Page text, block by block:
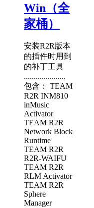
Win（全
家桶）
安装R2R版本
的插件时用到
的补丁工具
.....................
包含： TEAM
R2R INM810
inMusic
Activator
TEAM R2R
Network Block
Runtime
TEAM R2R
R2R-WAIFU
TEAM R2R
RLM Activator
TEAM R2R
Sphere
Manager